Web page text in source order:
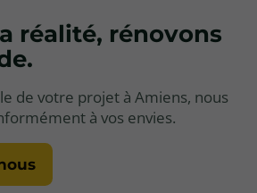
réalité, rénovons
de votre projet à Amiens, nous
à vos envies.